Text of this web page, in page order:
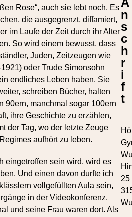
Rose“, auch sie lebt noch. Es
die ausgegrenzt, diffamiert,
im Laufe der Zeit durch ihr Alter
So wird einem bewusst, dass
Juden, Zeitzeugen wie
oder Trude Simonsohn
endliches Leben haben. Sie
schreiben Bücher, halten
90ern, manchmal sogar 100ern
ihre Geschichte zu erzählen,
der Tag, wo der letzte Zeuge
aufhört zu leben.
eingetroffen sein wird, wird es
Und einen davon durfte ich
vollgefüllten Aula sein,
in der Videokonferenz.
und seine Frau waren dort. Als
A
n
s
c
h
r
i
f
t
25